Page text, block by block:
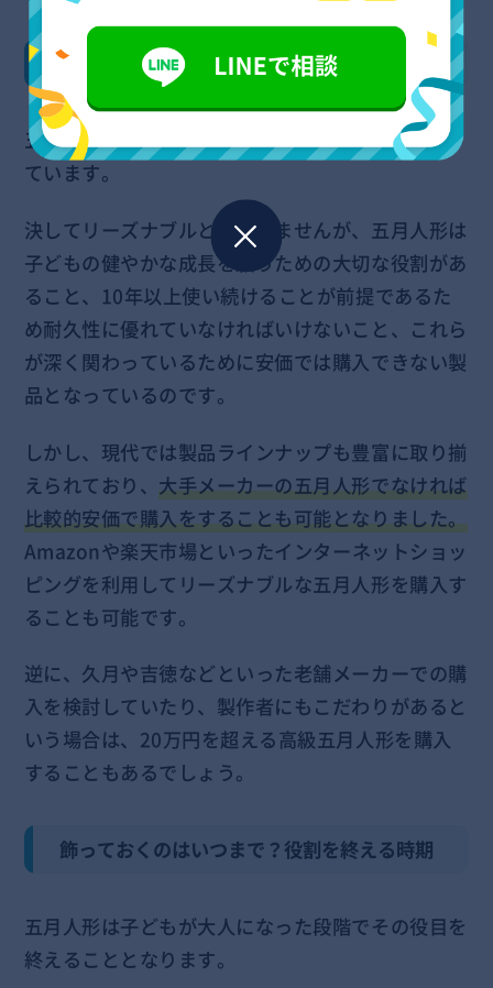
価格相場
五月人形の購入価格の相場は5～10万円程度となっ
ています。
決してリーズナブルとはいえませんが、五月人形は
子どもの健やかな成長を願うための大切な役割があ
ること、10年以上使い続けることが前提であるた
め耐久性に優れていなければいけないこと、これら
が深く関わっているために安価では購入できない製
品となっているのです。
しかし、現代では製品ラインナップも豊富に取り揃
えられており、大手メーカーの五月人形でなければ
比較的安価で購入をすることも可能となりました。
Amazonや楽天市場といったインターネットショッ
ピングを利用してリーズナブルな五月人形を購入す
ることも可能です。
逆に、久月や吉徳などといった老舗メーカーでの購
入を検討していたり、製作者にもこだわりがあると
いう場合は、20万円を超える高級五月人形を購入
することもあるでしょう。
飾っておくのはいつまで？役割を終える時期
五月人形は子どもが大人になった段階でその役目を
終えることとなります。